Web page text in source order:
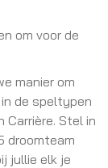
om voor de
manier om
de speltypen
Carrière. Stel in
droomteam
jullie elk je